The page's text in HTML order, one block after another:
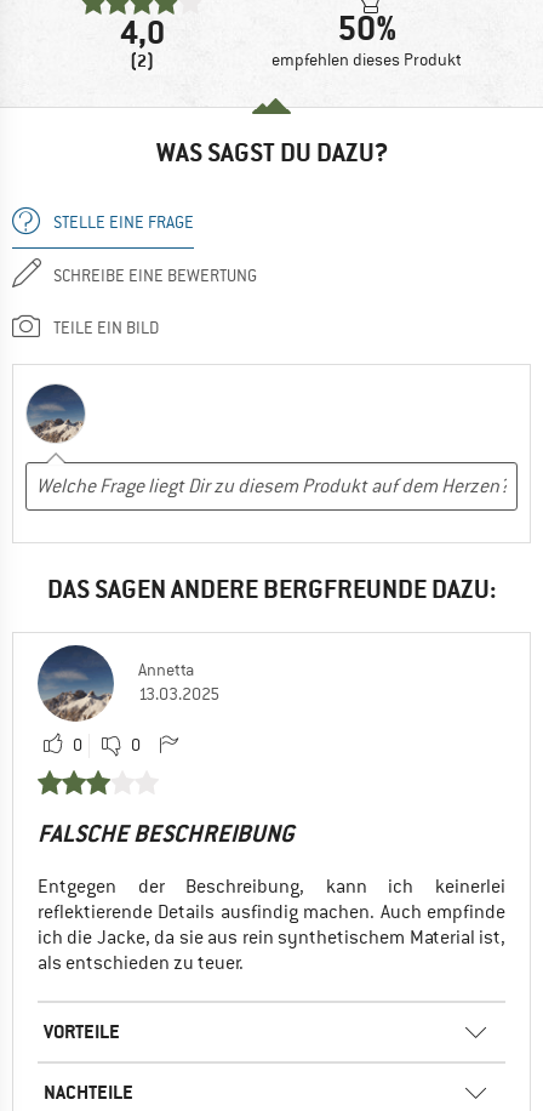
4,0
(2)
50%
empfehlen dieses Produkt
WAS SAGST DU DAZU?
STELLE EINE FRAGE
SCHREIBE EINE BEWERTUNG
TEILE EIN BILD
DAS SAGEN ANDERE BERGFREUNDE DAZU:
Annetta
13.03.2025
0 0
FALSCHE BESCHREIBUNG
Entgegen der Beschreibung, kann ich keinerlei
reflektierende Details ausfindig machen. Auch empfinde
ich die Jacke, da sie aus rein synthetischem Material ist,
als entschieden zu teuer.
VORTEILE
NACHTEILE